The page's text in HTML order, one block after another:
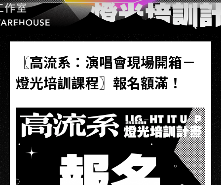
〖高流系：演唱會現場開箱－
燈光培訓課程〗報名額滿！